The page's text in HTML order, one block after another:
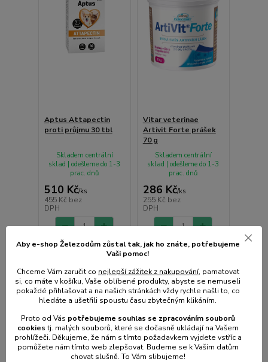
Aptus Attapectin
proti průjmu 30 tbl
510 Kč/ks
455 Kč bez
DPH
Skladem centrální
sklad | odešleme do 1-3
prac. dnů
Přidat do košíku
Vitar veterinae
Artivit Forte prášek
70 g
286 Kč/ks
255 Kč bez
DPH
Skladem centrální
sklad | odešleme do 1-3
prac. dnů
Přidat do košíku
Aby e-shop Železodům zůstal tak, jak ho znáte, potřebujeme
Vaši pomoc!
Chceme Vám zaručit co nejlepší zážitek z nakupování, pamatovat
si, co máte v košíku, Vaše oblíbené produkty, abyste se nemuseli
pokaždé přihlašovat a na našich stránkách vždy rychle našli to, co
hledáte a ušetřili spoustu času zbytečným klikáním.
Proto od Vás potřebujeme souhlas se zpracováním souborů
cookiestj. malých souborů, které se dočasně ukládají na Vašem
prohlížeči. Děkujeme, že nám s tímto požadavkem vyjdete vstříc a
pomůžete nám tímto web zlepšovat. Budeme se k Vašim datům
chovat slušně. To Vám slibujeme!